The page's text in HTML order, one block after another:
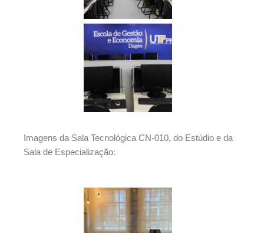
Imagens da Sala Tecnológica CN-010, do Estúdio e da
Sala de Especialização: